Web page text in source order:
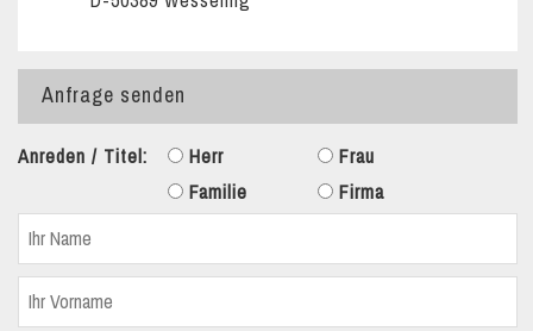
Anfrage senden
Anreden / Titel: Herr
Frau
Familie
Firma